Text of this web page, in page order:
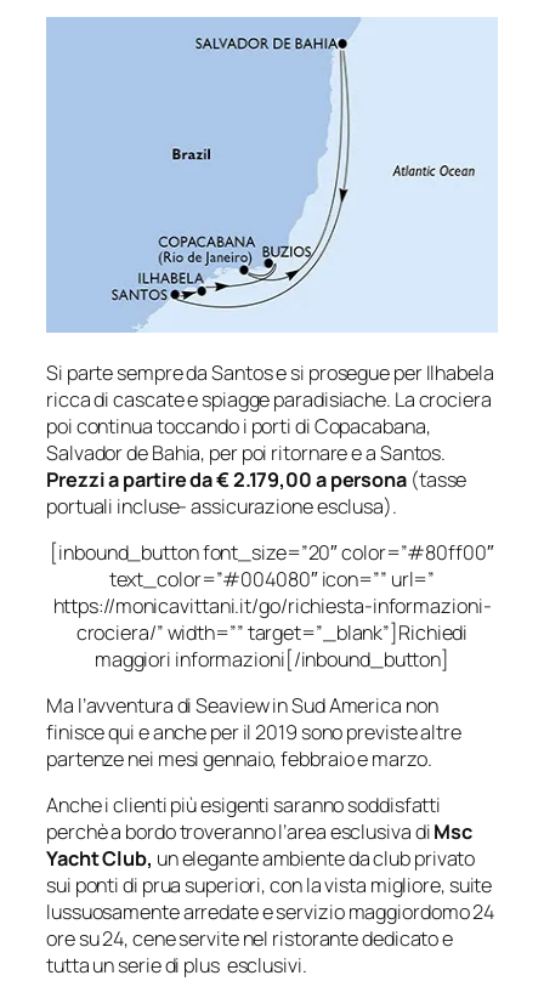
Si parte sempre da Santos e si prosegue per Ilhabela
ricca di cascate e spiagge paradisiache. La crociera
poi continua toccando i porti di Copacabana,
Salvador de Bahia, per poi ritornare e a Santos.
Prezzi a partire da € 2.179,00 a persona (tasse
portuali incluse- assicurazione esclusa).
[inbound_button font_size=”20″ color=”#80ff00″
text_color=”#004080″ icon=”” url=”
https://monicavittani.it/go/richiesta-informazioni-
crociera/” width=”” target=”_blank”]Richiedi
maggiori informazioni[/inbound_button]
Ma l’avventura di Seaview in Sud America non
finisce qui e anche per il 2019 sono previste altre
partenze nei mesi gennaio, febbraio e marzo.
Anche i clienti più esigenti saranno soddisfatti
perchè a bordo troveranno l’area esclusiva diMsc
Yacht Club, un elegante ambiente da club privato
sui ponti di prua superiori, con la vista migliore, suite
lussuosamente arredate e servizio maggiordomo 24
ore su 24, cene servite nel ristorante dedicato e
tutta un serie di plus esclusivi.